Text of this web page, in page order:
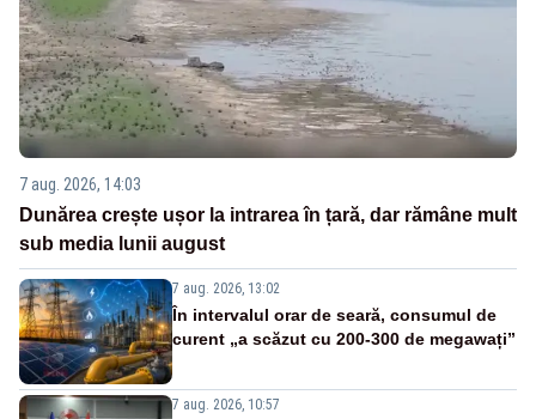
7 aug. 2026, 14:03
Dunărea crește ușor la intrarea în țară, dar rămâne mult
sub media lunii august
7 aug. 2026, 13:02
În intervalul orar de seară, consumul de
curent „a scăzut cu 200-300 de megawați”
7 aug. 2026, 10:57